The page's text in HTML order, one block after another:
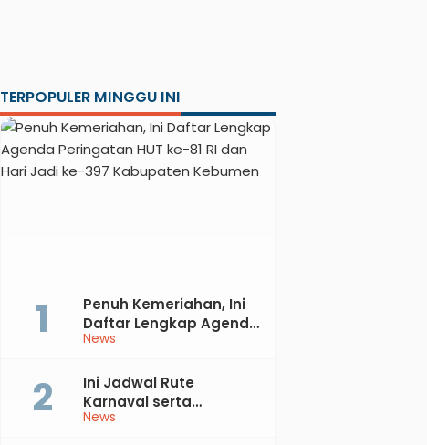
TERPOPULER MINGGU INI
News
Penuh Kemeriahan, Ini
Daftar Lengkap Agenda
Peringatan HUT ke-81 RI
Kabupaten Kebumen
News
Ini Jadwal Rute
Karnaval serta
Kebumen Fest Bareng